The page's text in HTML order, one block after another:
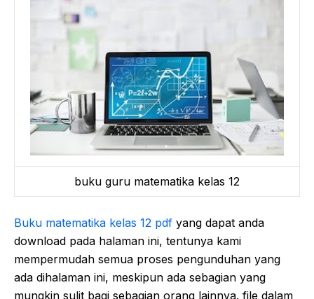
buku guru matematika kelas 12
Buku matematika kelas 12 pdf yang dapat anda
download pada halaman ini, tentunya kami
mempermudah semua proses pengunduhan yang
ada dihalaman ini, meskipun ada sebagian yang
mungkin sulit bagi sebagian orang lainnya. file dalam